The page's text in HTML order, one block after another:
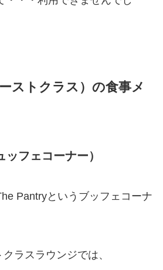
ストクラス）の食事メ
フェコーナー）
Pantryというブッフェコーナ
ラスラウンジでは、